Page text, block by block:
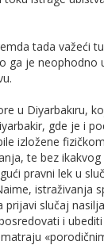
tada važeći
ga je neophodno
u Diyarbakıru,
gde je i
izložene
te bez ikakvog
pravni lek u
istraživanja
slučaj
i